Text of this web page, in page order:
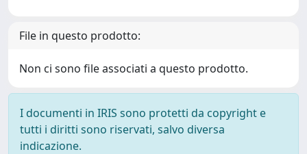
File in questo prodotto:
Non ci sono file associati a questo prodotto.
I documenti in IRIS sono protetti da copyright e
tutti i diritti sono riservati, salvo diversa
indicazione.